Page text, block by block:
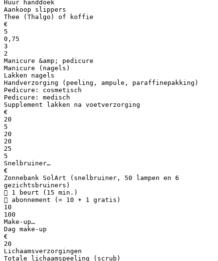
Huur handdoek
Aankoop slippers
Thee (Thalgo) of koffie
€
5
0,75
3
2
Manicure &amp; pedicure
Manicure (nagels)
Lakken nagels
Handverzorging (peeling, ampule, paraffinepakking)
Pedicure: cosmetisch
Pedicure: medisch
Supplement lakken na voetverzorging
€
20
5
20
20
25
5
Snelbruiner…
€
Zonnebank SolArt (snelbruiner, 50 lampen en 6
gezichtsbruiners)
 1 beurt (15 min.)
 abonnement (= 10 + 1 gratis)
10
100
Make-up…
Dag make-up
€
20
Lichaamsverzorgingen
Totale lichaamspeeling (scrub)